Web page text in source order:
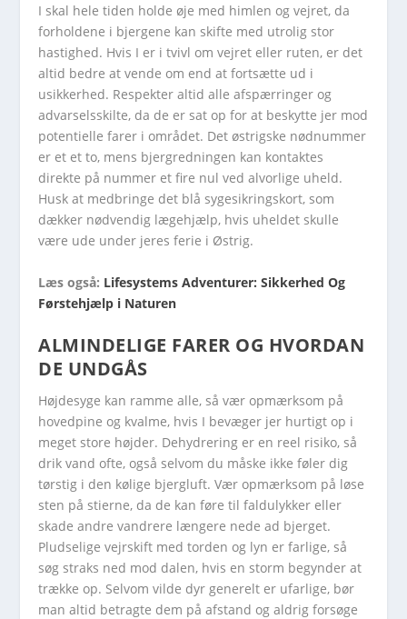
I skal hele tiden holde øje med himlen og vejret, da
forholdene i bjergene kan skifte med utrolig stor
hastighed. Hvis I er i tvivl om vejret eller ruten, er det
altid bedre at vende om end at fortsætte ud i
usikkerhed. Respekter altid alle afspærringer og
advarselsskilte, da de er sat op for at beskytte jer mod
potentielle farer i området. Det østrigske nødnummer
er et et to, mens bjergredningen kan kontaktes
direkte på nummer et fire nul ved alvorlige uheld.
Husk at medbringe det blå sygesikringskort, som
dækker nødvendig lægehjælp, hvis uheldet skulle
være ude under jeres ferie i Østrig.
Læs også: Lifesystems Adventurer: Sikkerhed Og
Førstehjælp i Naturen
ALMINDELIGE FARER OG HVORDAN
DE UNDGÅS
Højdesyge kan ramme alle, så vær opmærksom på
hovedpine og kvalme, hvis I bevæger jer hurtigt op i
meget store højder. Dehydrering er en reel risiko, så
drik vand ofte, også selvom du måske ikke føler dig
tørstig i den kølige bjergluft. Vær opmærksom på løse
sten på stierne, da de kan føre til faldulykker eller
skade andre vandrere længere nede ad bjerget.
Pludselige vejrskift med torden og lyn er farlige, så
søg straks ned mod dalen, hvis en storm begynder at
trække op. Selvom vilde dyr generelt er ufarlige, bør
man altid betragte dem på afstand og aldrig forsøge